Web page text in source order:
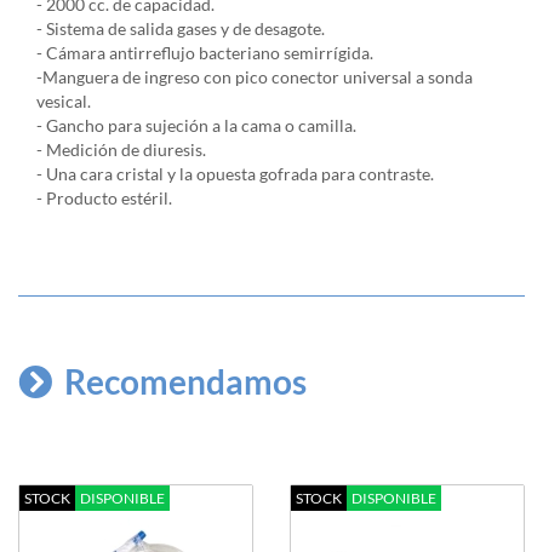
- 2000 cc. de capacidad.
- Sistema de salida gases y de desagote.
- Cámara antirreflujo bacteriano semirrígida.
-Manguera de ingreso con pico conector universal a sonda
vesical.
- Gancho para sujeción a la cama o camilla.
- Medición de diuresis.
- Una cara cristal y la opuesta gofrada para contraste.
- Producto estéril.
Recomendamos
STOCK DISPONIBLE STOCK DISPONIBLE